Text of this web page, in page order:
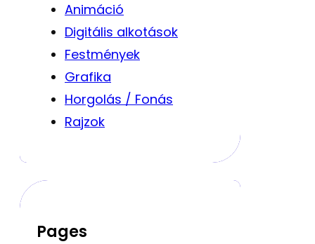
Animáció
Digitális alkotások
Festmények
Grafika
Horgolás / Fonás
Rajzok
Pages